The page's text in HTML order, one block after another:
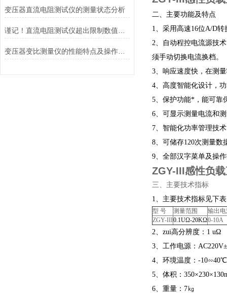
变压器直流电阻测试仪的测量状态分析
变压器变比测量仪的性能特点及操作方法
二、主要功能及特点
1、采用高速16位A/D
2、自动程控电流源技
须手动切换电流换档。
3、响应速度快，在测
4、高度智能化设计，
5、保护功能*，能可靠
6、可显示测量电流和
7、智能化功率管理技
8、可储存120次测量数
9、全部汉字菜单及操
ZGY-III感性负
三、主要技术指标
1、主要技术指标见下
型 号 测量范围
输出
ZGY-III0.1UΩ-20KΩ0-10A
2、zui高分辨度：1 uΩ
3、工作电源：
4、环境温度：-10∽40℃
5、体积：
6、重量：7㎏